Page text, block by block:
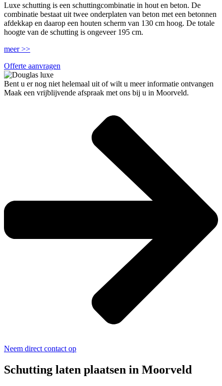
Luxe schutting is een schuttingcombinatie in hout en beton. De
combinatie bestaat uit twee onderplaten van beton met een betonnen
afdekkap en daarop een houten scherm van 130 cm hoog. De totale
hoogte van de schutting is ongeveer 195 cm.
meer >>
Offerte aanvragen
Bent u er nog niet helemaal uit of wilt u meer informatie ontvangen
Maak een vrijblijvende afspraak met ons bij u in Moorveld.
Neem direct contact op
Schutting laten plaatsen in Moorveld